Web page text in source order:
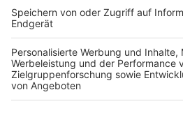
TOP-VEREINE
TOP-PARTNER